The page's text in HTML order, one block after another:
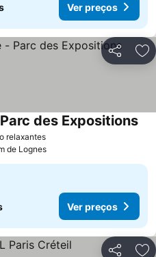
Ver preços
Partilhar
relaxantesVer preços
des Expositions
de Lognes
Ver preços